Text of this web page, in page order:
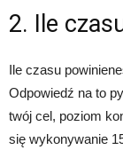
2. Ile
Ile czasu
Odpowiedź na to
twój cel, poziom
się wykonywanie